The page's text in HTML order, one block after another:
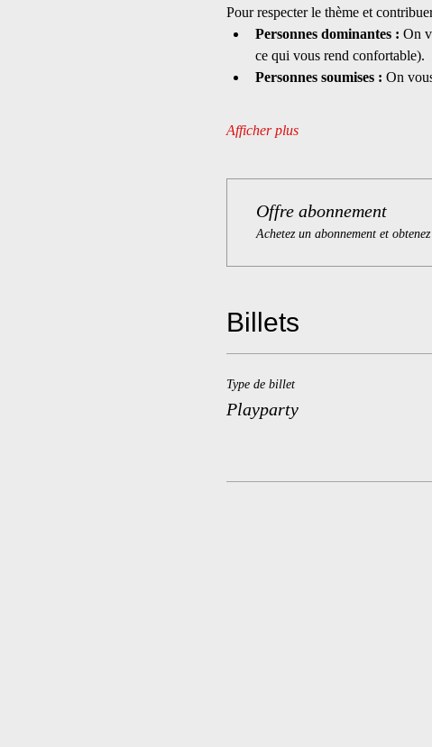
Pour respecter le thème et
Personnes dominantes : On
ce qui vous rend confortable).
Personnes soumises : On
Afficher plus
Offre abonnement
Achetez un abonnement et
Billets
Type de billet
Playparty